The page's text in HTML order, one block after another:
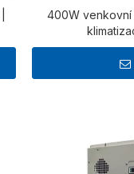
400W